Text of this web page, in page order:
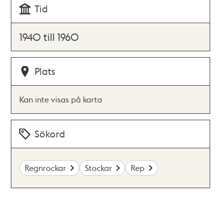
Tid
1940 till 1960
Plats
Kan inte visas på karta
Sökord
Regnrockar Stockar Rep